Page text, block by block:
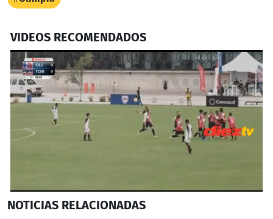
VIDEOS RECOMENDADOS
seconds
NOTICIAS RELACIONADAS